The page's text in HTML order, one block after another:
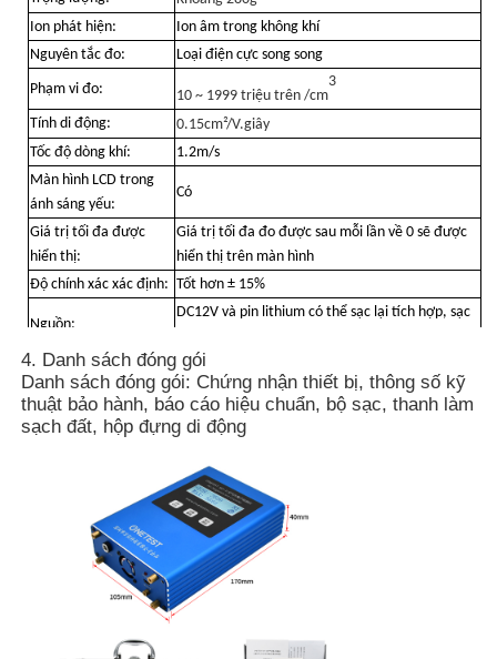
Máy phát hiện bức xạ hạt nhân
liều kế cá nhân
Cảm biến tia X
Hệ thống giám sát bức xạ hạt nhân
Máy đo ion âm trong khí quyển
Máy phát hiện PM2,5
Bộ đếm hạt bụi
Cảm biến vật chất hạt
Ion phát hiện:
Ion âm trong không khí
Nguyên tắc đo:
Loại điện cực song song
Phạm vi đo: 10 ~ 1999 triệu trên /cm
3
Tính di động:
0.15cm²/V.giây
Tốc độ dòng khí:
1.2m/s
Màn hình LCD trong
ánh sáng yếu:
Có
Giá trị tối đa được
hiển thị:
Giá trị tối đa đo được sau mỗi lần về 0 sẽ được
hiển thị trên màn hình
Độ chính xác xác định: Tốt hơn ± 15%
Nguồn:
DC12V và pin lithium có thể sạc lại tích hợp, sạc
Phụ lục:
Bộ chuyển đổi DC12V, dây nối đất, tấm chắn,
miếng đệm chân, thanh làm sạch, hộp nhôm di
động.
Đầu ra RS232 tùy chọn, pin + bộ sạc, chân máy
4. Danh sách đóng gói
Danh sách đóng gói: Chứng nhận thiết bị, thông số kỹ
thuật bảo hành, báo cáo hiệu chuẩn, bộ sạc, thanh làm
sạch đất, hộp đựng di động